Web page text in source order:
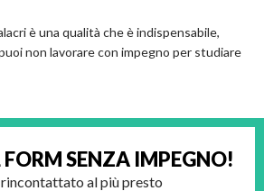
è una qualità che è indispensabile,
non lavorare con impegno per studiare
SENZA IMPEGNO!
al più presto